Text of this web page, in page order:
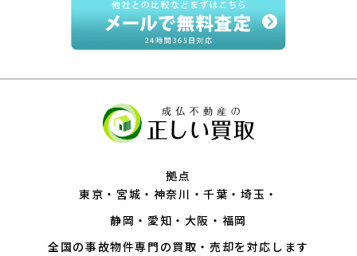
拠点
東京
宮城 神奈川 千葉
埼玉
静岡
愛知 大阪
福岡
全国の事故物件専門の買取・売却を対応します